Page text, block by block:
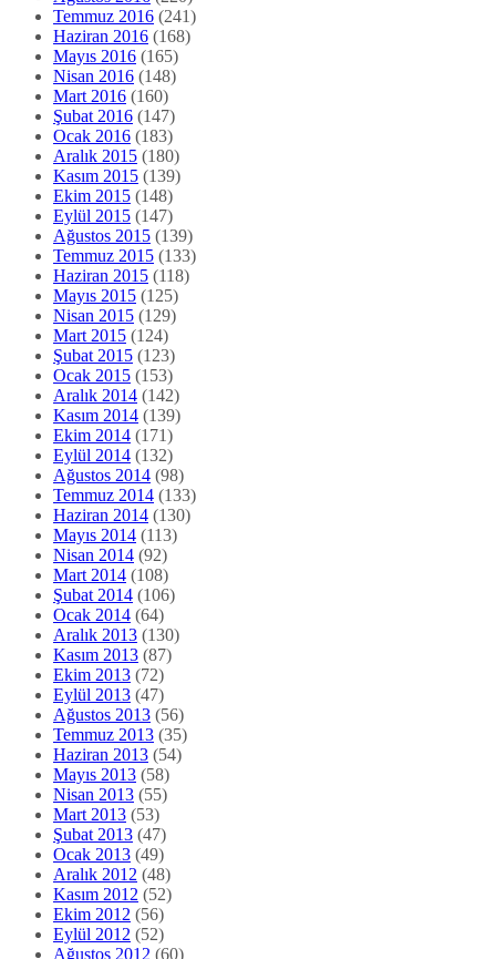
Temmuz 2016 (241)
Haziran 2016 (168)
Mayıs 2016 (165)
Nisan 2016 (148)
Mart 2016 (160)
Şubat 2016 (147)
Ocak 2016 (183)
Aralık 2015 (180)
Kasım 2015 (139)
Ekim 2015 (148)
Eylül 2015 (147)
Ağustos 2015 (139)
Temmuz 2015 (133)
Haziran 2015 (118)
Mayıs 2015 (125)
Nisan 2015 (129)
Mart 2015 (124)
Şubat 2015 (123)
Ocak 2015 (153)
Aralık 2014 (142)
Kasım 2014 (139)
Ekim 2014 (171)
Eylül 2014 (132)
Ağustos 2014 (98)
Temmuz 2014 (133)
Haziran 2014 (130)
Mayıs 2014 (113)
Nisan 2014 (92)
Mart 2014 (108)
Şubat 2014 (106)
Ocak 2014 (64)
Aralık 2013 (130)
Kasım 2013 (87)
Ekim 2013 (72)
Eylül 2013 (47)
Ağustos 2013 (56)
Temmuz 2013 (35)
Haziran 2013 (54)
Mayıs 2013 (58)
Nisan 2013 (55)
Mart 2013 (53)
Şubat 2013 (47)
Ocak 2013 (49)
Aralık 2012 (48)
Kasım 2012 (52)
Ekim 2012 (56)
Eylül 2012 (52)
Ağustos 2012 (60)